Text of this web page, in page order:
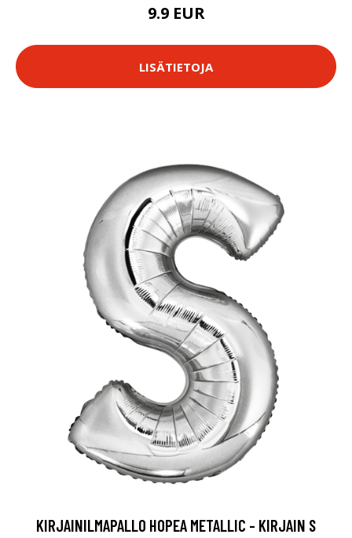
9.9 EUR
LISÄTIETOJA
KIRJAINILMAPALLO HOPEA METALLIC - KIRJAIN S